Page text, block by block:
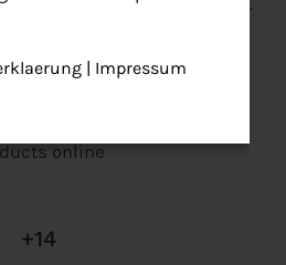
online
+14
| Impressum